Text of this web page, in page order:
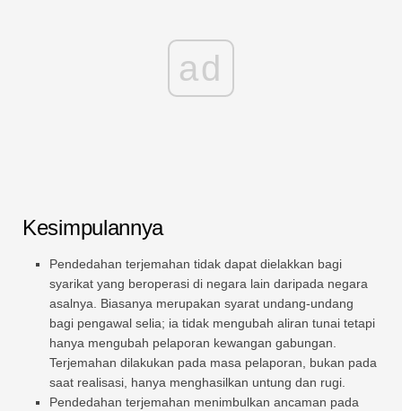
ad
Kesimpulannya
Pendedahan terjemahan tidak dapat dielakkan bagi
syarikat yang beroperasi di negara lain daripada negara
asalnya. Biasanya merupakan syarat undang-undang
bagi pengawal selia; ia tidak mengubah aliran tunai tetapi
hanya mengubah pelaporan kewangan gabungan.
Terjemahan dilakukan pada masa pelaporan, bukan pada
saat realisasi, hanya menghasilkan untung dan rugi.
Pendedahan terjemahan menimbulkan ancaman pada